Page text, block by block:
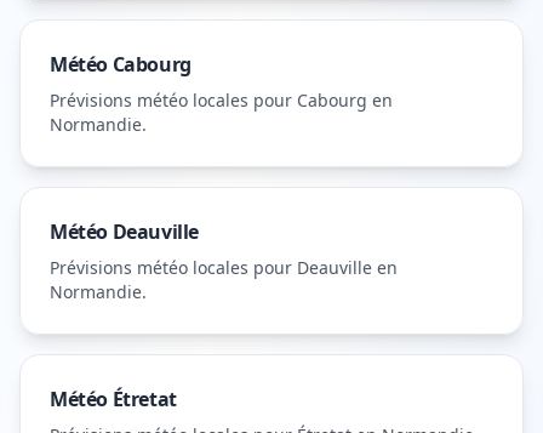
Météo Cabourg
Prévisions météo locales pour Cabourg en
Normandie.
Météo Deauville
Prévisions météo locales pour Deauville en
Normandie.
Météo Étretat